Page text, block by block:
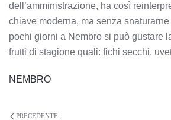
dell’amministrazione, ha così
chiave moderna, ma senza snaturarne
pochi giorni a Nembro si può gustare
frutti di stagione quali: fichi secchi,
NEMBRO
PRECEDENTE